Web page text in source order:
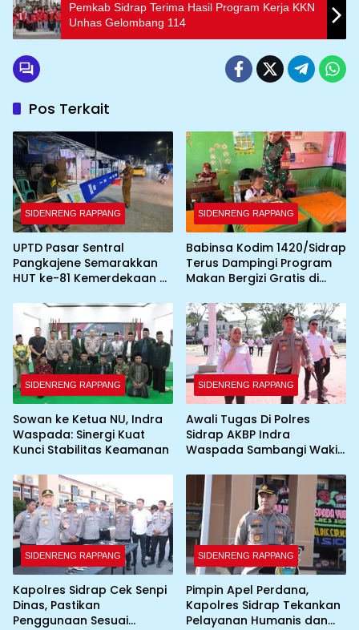
Pemkab Sidrap Terima Hasil Program Kerja KKN
Unhas Gelombang 114
Pos Terkait
SIDENRENG RAPPANG
UPTD Pasar Sentral
Pangkajene Semarakkan
HUT ke-81 Kemerdekaan RI
Umbul-Umbul dan
Dekorasi Merah Putih
SIDENRENG RAPPANG
Babinsa Kodim 1420/Sidrap
Terus Dampingi Program
Makan Bergizi Gratis di
SIDENRENG RAPPANG
Sowan ke Ketua NU, Indra
Waspada: Sinergi Kuat
Kunci Stabilitas Keamanan
SIDENRENG RAPPANG
Awali Tugas Di Polres
Sidrap AKBP Indra
Waspada Sambangi Wakil
SIDENRENG RAPPANG
Kapolres Sidrap Cek Senpi
Dinas, Pastikan
Penggunaan Sesuai
SIDENRENG RAPPANG
Pimpin Apel Perdana,
Kapolres Sidrap Tekankan
Pelayanan Humanis dan